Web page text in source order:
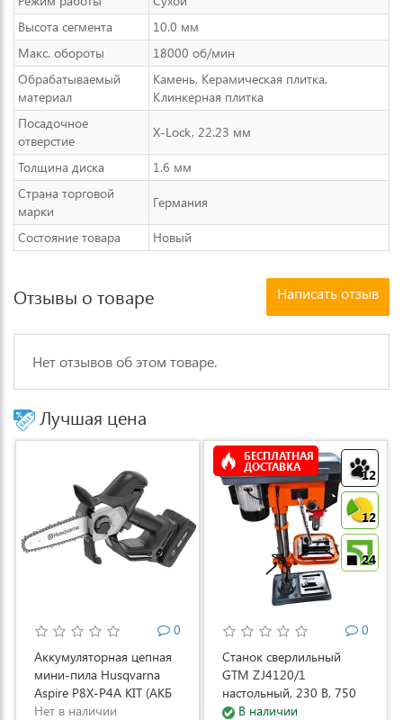
Высота сегмента
10.0 мм
Макс. обороты
18000 об/мин
Обрабатываемый
материал
Камень, Керамическая плитка,
Клинкерная плитка
Посадочное
отверстие
X-Lock, 22.23 мм
Толщина диска
1.6 мм
Страна торговой
марки
Германия
Состояние товара Новый
Отзывы о товаре Написать отзыв
Нет отзывов об этом товаре.
Лучшая цена
0
Аккумуляторная цепная
мини-пила Husqvarna
Aspire P8X-P4A KIT (АКБ
и ЗУ) (9708275-02)
Нет в наличии
12
12
24
БЕСПЛАТНАЯ
ДОСТАВКА
0
Станок сверлильный
GTM ZJ4120/1
настольный, 230 В, 750
Вт (ZJ4120/1)
В наличии